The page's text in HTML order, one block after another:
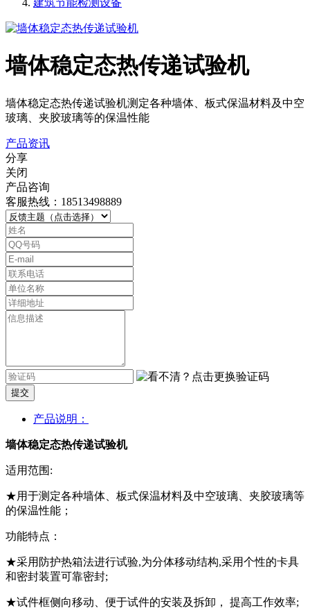
墙体稳定态热传递试验机
墙体稳定态热传递试验机测定各种墙体、板式保温材料及中空
玻璃、夹胶玻璃等的保温性能
产品资讯
分享
关闭
产品咨询
客服热线：18513498889
提交
产品说明：
墙体稳定态热传递试验机
适用范围:
★用于测定各种墙体、板式保温材料及中空玻璃、夹胶玻璃等
的保温性能；
功能特点：
★采用防护热箱法进行试验,为分体移动结构,采用个性的卡具
和密封装置可靠密封;
★试件框侧向移动、便于试件的安装及拆卸， 提高工作效率;